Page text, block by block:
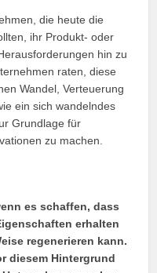
die heute die
ihr Produkt- oder
hin zu
raten, diese
Wandel, Verteuerung
ein sich wandelndes
Grundlage für
zu machen.
es schaffen, dass
erhalten
regenerieren kann.
diesem Hintergrund